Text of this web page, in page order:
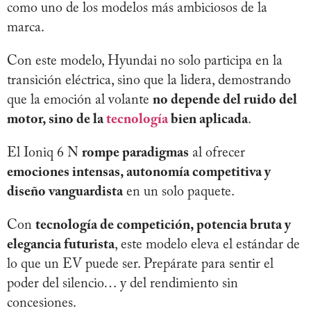
como uno de los modelos más ambiciosos de la
marca.
Con este modelo, Hyundai no solo participa en la
transición eléctrica, sino que la lidera, demostrando
que la emoción al volante no depende del ruido del
motor, sino de latecnologíabien aplicada.
El Ioniq 6 N rompe paradigmas al ofrecer
emociones intensas, autonomía competitiva y
diseño vanguardistaen un solo paquete.
Con tecnología de competición, potencia bruta y
elegancia futurista, este modelo eleva el estándar de
lo que un EV puede ser. Prepárate para sentir el
poder del silencio… y del rendimiento sin
concesiones.